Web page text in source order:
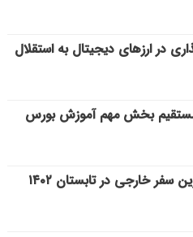
در ارزهای دیجیتال به استقلال
بخش مهم آموزش بورس
سفر خارجی در تابستان ۱۴۰۲